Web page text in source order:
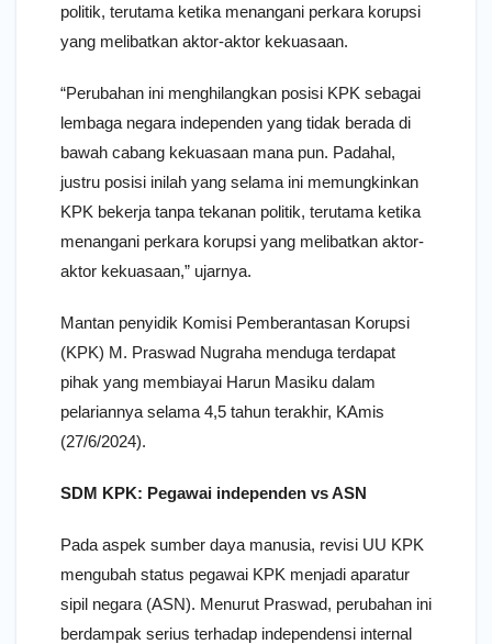
politik, terutama ketika menangani perkara korupsi
yang melibatkan aktor-aktor kekuasaan.
“Perubahan ini menghilangkan posisi KPK sebagai
lembaga negara independen yang tidak berada di
bawah cabang kekuasaan mana pun. Padahal,
justru posisi inilah yang selama ini memungkinkan
KPK bekerja tanpa tekanan politik, terutama ketika
menangani perkara korupsi yang melibatkan aktor-
aktor kekuasaan,” ujarnya.
Mantan penyidik Komisi Pemberantasan Korupsi
(KPK) M. Praswad Nugraha menduga terdapat
pihak yang membiayai Harun Masiku dalam
pelariannya selama 4,5 tahun terakhir, KAmis
(27/6/2024).
SDM KPK: Pegawai independen vs ASN
Pada aspek sumber daya manusia, revisi UU KPK
mengubah status pegawai KPK menjadi aparatur
sipil negara (ASN). Menurut Praswad, perubahan ini
berdampak serius terhadap independensi internal